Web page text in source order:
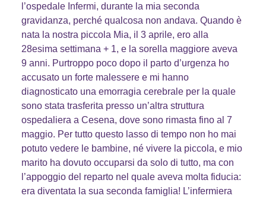
l’ospedale Infermi, durante la mia seconda
gravidanza, perché qualcosa non andava. Quando è
nata la nostra piccola Mia, il 3 aprile, ero alla
28esima settimana + 1, e la sorella maggiore aveva
9 anni. Purtroppo poco dopo il parto d’urgenza ho
accusato un forte malessere e mi hanno
diagnosticato una emorragia cerebrale per la quale
sono stata trasferita presso un’altra struttura
ospedaliera a Cesena, dove sono rimasta fino al 7
maggio. Per tutto questo lasso di tempo non ho mai
potuto vedere le bambine, né vivere la piccola, e mio
marito ha dovuto occuparsi da solo di tutto, ma con
l’appoggio del reparto nel quale aveva molta fiducia:
era diventata la sua seconda famiglia! L’infermiera